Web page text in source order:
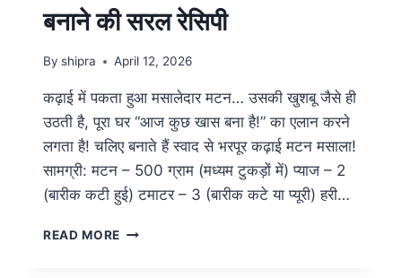
बनाने की सरल रेसिपी
By shipra April 12, 2026
कढ़ाई में पकता हुआ मसालेदार मटन… उसकी खुशबू जैसे ही
उठती है, पूरा घर “आज कुछ खास बना है!” का एलान करने
लगता है! चलिए बनाते हैं स्वाद से भरपूर कढ़ाई मटन मसाला!
सामग्री: मटन – 500 ग्राम (मध्यम टुकड़ों में) प्याज – 2
(बारीक कटी हुई) टमाटर – 3 (बारीक कटे या प्यूरी) हरी…
READ MORE